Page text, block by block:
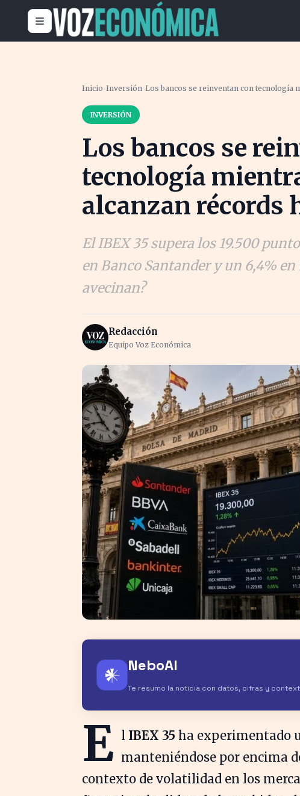
Inicio ›Inversión›Los bancos se reinventan con tecnología
INVERSIÓN
Los bancos se
tecnología
alcanzan récords
El IBEX 35 supera los 19.500
en Banco Santander y un 6,4%
avecinan?
Redacción
Equipo Voz Económica
𒀭 NeboAI
Te resumo la noticia con datos, cifras y
E l IBEX 35 ha experimentado
manteniéndose por encima
contexto de volatilidad en los